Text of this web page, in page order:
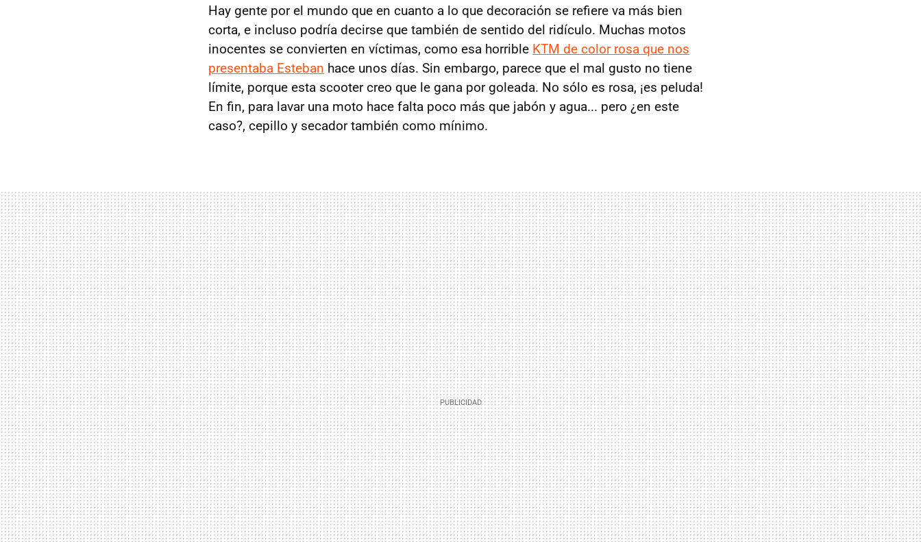
Hay gente por el mundo que en cuanto a lo que decoración se refiere va más bien
corta, e incluso podría decirse que también de sentido del ridículo. Muchas motos
inocentes se convierten en víctimas, como esa horrible KTM de color rosa que nos
presentaba Esteban hace unos días. Sin embargo, parece que el mal gusto no tiene
límite, porque esta scooter creo que le gana por goleada. No sólo es rosa, ¡es peluda!
En fin, para lavar una moto hace falta poco más que jabón y agua... pero ¿en este
caso?, cepillo y secador también como mínimo.